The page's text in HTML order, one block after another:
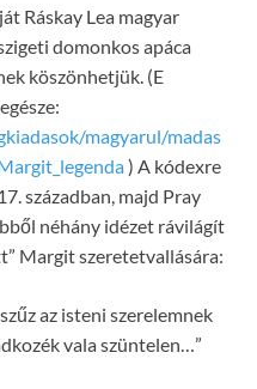
Ráskay Lea magyar
domonkos apáca
köszönhetjük. (E
magyarul/madas
) A kódexre
században, majd Pray
néhány idézet rávilágít
Margit szeretetvallására:
az isteni szerelemnek
vala szüntelen…”